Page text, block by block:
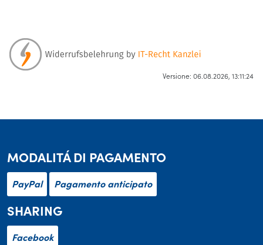
Versione: 06.08.2026, 13:11:24
MODALITÁ DI PAGAMENTO
PayPal Pagamento anticipato
SHARING
Facebook